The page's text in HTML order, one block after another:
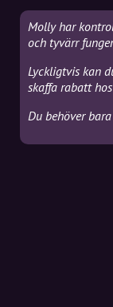
Molly har
och tyvärr
Lyckligtvis kan
skaffa rabatt
Du behöver bara